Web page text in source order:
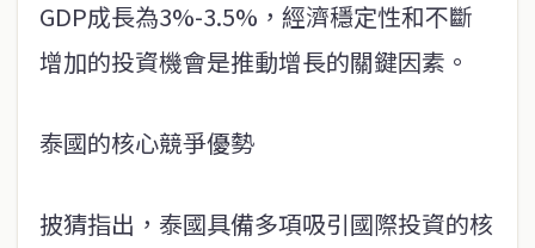
GDP成長為3%-3.5%，經濟穩定性和不斷
增加的投資機會是推動增長的關鍵因素。
泰國的核心競爭優勢
披猜指出，泰國具備多項吸引國際投資的核